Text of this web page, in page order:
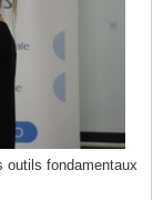
outils fondamentaux